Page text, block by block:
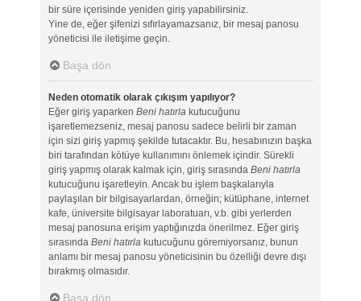
bir süre içerisinde yeniden giriş yapabilirsiniz.
Yine de, eğer şifenizi sıfırlayamazsanız, bir mesaj panosu
yöneticisi ile iletişime geçin.
Başa dön
Neden otomatik olarak çıkışım yapılıyor?
Eğer giriş yaparken Beni hatırlakutucuğunu
işaretlemezseniz, mesaj panosu sadece belirli bir zaman
için sizi giriş yapmış şekilde tutacaktır. Bu, hesabınızın başka
biri tarafından kötüye kullanımını önlemek içindir. Sürekli
giriş yapmış olarak kalmak için, giriş sırasında Beni hatırla
kutucuğunu işaretleyin. Ancak bu işlem başkalarıyla
paylaşılan bir bilgisayarlardan, örneğin; kütüphane, internet
kafe, üniversite bilgisayar laboratuarı, v.b. gibi yerlerden
mesaj panosuna erişim yaptığınızda önerilmez. Eğer giriş
sırasında Beni hatırlakutucuğunu göremiyorsanız, bunun
anlamı bir mesaj panosu yöneticisinin bu özelliği devre dışı
bırakmış olmasıdır.
Başa dön